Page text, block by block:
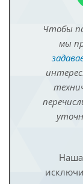
Чтобы
мы
Наша